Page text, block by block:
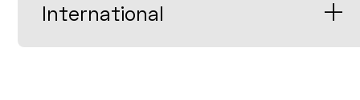
International